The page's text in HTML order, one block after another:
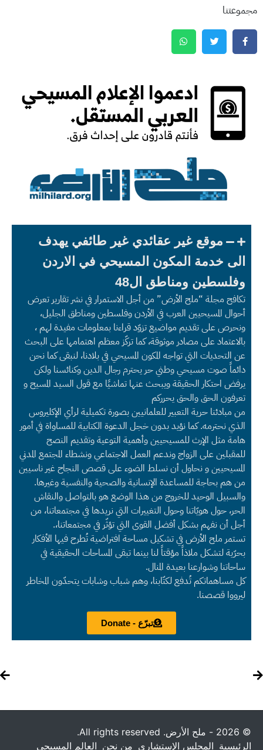
مجموعتنا
موقع غير عقائدي غير طائفي يهدف
الى خدمة المكون المسيحي في الاردن
وفلسطين ومناطق ال48
تكافح مجلة “ملح الأرض” من أجل الاستمرار في نشر تقارير تعرض
أحوال المسيحيين العرب في الأردن وفلسطين ومناطق الجليل،
ونحرص على تقديم مواضيع تزوّد قراءنا بمعلومات مفيدة لهم ،
بالاعتماد على مصادر موثوقة، كما تركّز معظم اهتمامها على البحث
عن التحديات التي تواجه المكون المسيحي في بلادنا، لنبقى كما نحن
دائماً صوت مسيحي وطني حر يحترم رجال الدين وكنائسنا ولكن
يرفض احتكار الحقيقة ويبحث عنها تماشيًا مع قول السيد المسيح و
تعرفون الحق والحق يحرركم
من مبادئنا حرية التعبير للعلمانيين بصورة تكميلية لرأي الإكليروس
الذي نحترمه. كما نؤيد بدون خجل الدعوة الكتابية للمساواة في أمور
هامة مثل الإرث للمسيحيين وأهمية التوعية وتقديم النصح
للمقبلين على الزواج وندعم العمل الاجتماعي ونشطاء المجتمع المدني
المسيحيين و نحاول أن نسلط الضوء على قصص النجاح غير ناسيين
من هم بحاجة للمساعدة الإنسانية والصحية والنفسية وغيرها.
والسبيل الوحيد للخروج من هذا الوضع هو بالتواصل والنقاش
الحر، حول هويّاتنا وحول التغييرات التي نريدها في مجتمعاتنا، من
أجل أن نفهم بشكل أفضل القوى التي تؤثّر في مجتمعاتنا،.
تستمر ملح الأرض في تشكيل مساحة افتراضية تُطرح فيها الأفكار
بحرّية لتشكل ملاذاً مؤقتاً لنا بينما تبقى المساحات الحقيقية في
ساحاتنا وشوارعنا بعيدة المنال.
كل مساهماتكم تُدفع لكتّابنا، وهم شباب وشابات يتحدّون المخاطر
ليرووا قصصنا.
تبرّع - Donate
© 2026 - ملح الأرض. All rights reserved.
الرئيسية المجلس الإستشاري من نحن العالم المسيحي